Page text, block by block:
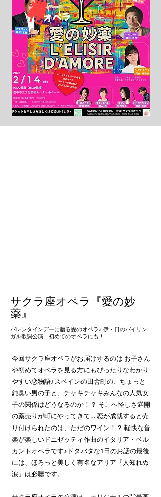
サクラ座オペラ『愛の妙
薬』
バレンタインデーに贈る愛のオペラ♪ 伊・日のバイリン
ガル歌詞公演 初めてのオペラにも！
今回サクラ座オペラがお届けするのは お子さん
や初めてオペラを見る方にもぴったりなわかり
やすい恋物語♪スペインの田舎町の、ちょっと
鈍臭い男の子と、チャキチャキみんなの人気女
子の関係はどうなるのか！？ そこへ怪しさ満開
の薬売りが町にやってきて… 恋が成就すると売
り付けられたのは、ただのワイン！？ 軽快な音
楽が楽しいドニゼッティ作曲のイタリア・ベル
カントオペラです♪ドタバタな1日のお話の最後
には、ほろっと美しく有名なアリア『人知れぬ
涙』は必聴です。